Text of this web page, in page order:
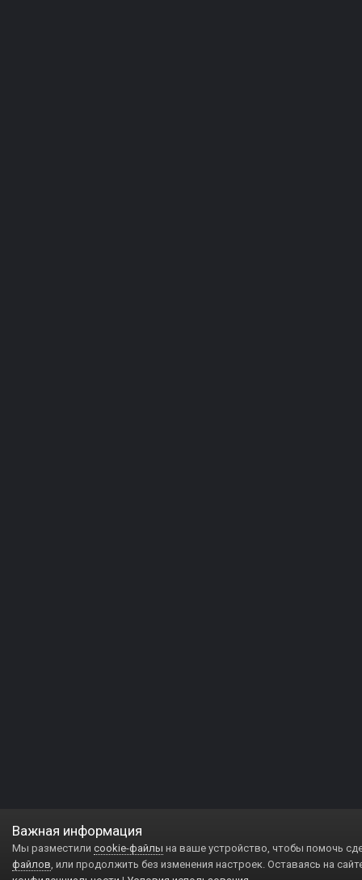
Важная информация
Мы разместили cookie-файлы на ваше устройство, чтобы помочь
файлов, или продолжить без изменения настроек. Оставаясь на